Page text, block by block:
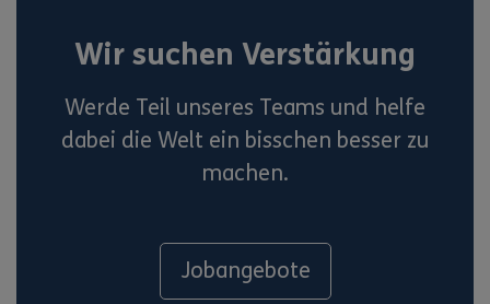
Wir suchen Verstärkung
Werde Teil unseres Teams und helfe
dabei die Welt ein bisschen besser zu
machen.
Jobangebote